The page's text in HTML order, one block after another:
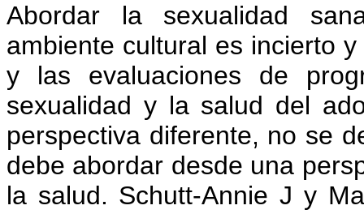
Abordar la sexualidad
ambiente cultural es incierto
y las evaluaciones de
sexualidad y la salud del
perspectiva diferente, no se
debe abordar desde una
la salud. Schutt-Annie J y